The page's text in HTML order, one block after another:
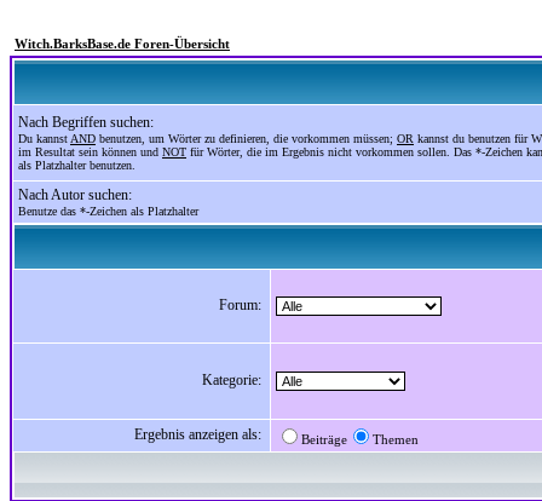
Witch.BarksBase.de Foren-Übersicht
Nach Begriffen suchen:
Du kannst AND benutzen, um Wörter zu definieren, die vorkommen müssen; OR kannst du benutzen für
im Resultat sein können und NOT für Wörter, die im Ergebnis nicht vorkommen sollen. Das *-Zeichen
als Platzhalter benutzen.
Nach Autor suchen:
Benutze das *-Zeichen als Platzhalter
Forum:
Kategorie:
Ergebnis anzeigen als: Beiträge Themen